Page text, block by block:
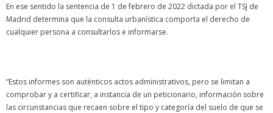
En ese sentido la sentencia de 1 de febrero de 2022 dictada por el TSJ de
Madrid determina que la consulta urbanística comporta el derecho de
cualquier persona a consultarlos e informarse.
“Estos informes son auténticos actos administrativos, pero se limitan a
comprobar y a certificar, a instancia de un peticionario, información sobre
las circunstancias que recaen sobre el tipo y categoría del suelo de que se